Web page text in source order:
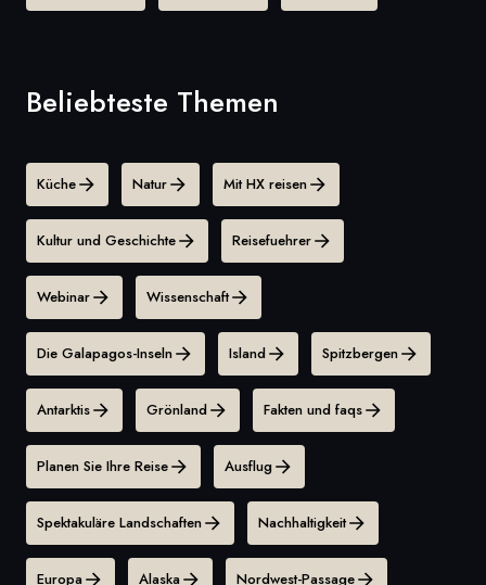
Beliebteste Themen
Küche Natur Mit HX reisen
Kultur und Geschichte Reisefuehrer
Webinar Wissenschaft
Die Galapagos-Inseln Island Spitzbergen
Antarktis Grönland Fakten und faqs
Planen Sie Ihre Reise Ausflug
Spektakuläre Landschaften Nachhaltigkeit
Europa Alaska Nordwest-Passage